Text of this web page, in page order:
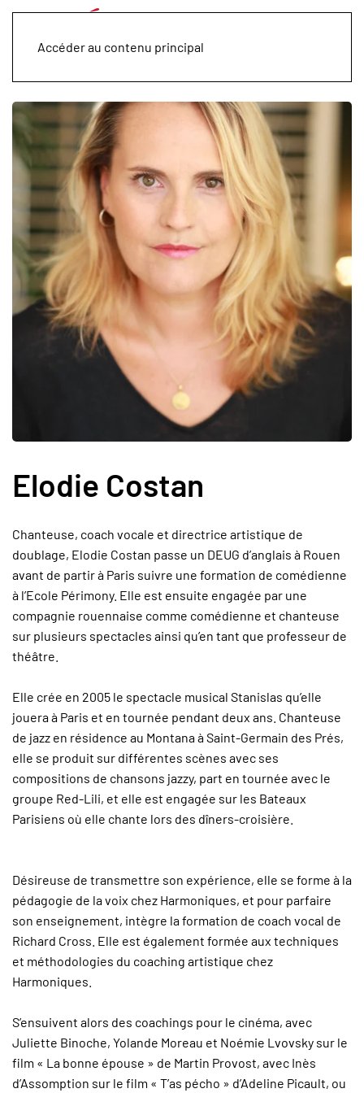
Accéder au contenu principal
Elodie Costan
Chanteuse, coach vocale et directrice artistique de
doublage, Elodie Costan passe un DEUG d’anglais à Rouen
avant de partir à Paris suivre une formation de comédienne
à l’Ecole Périmony. Elle est ensuite engagée par une
compagnie rouennaise comme comédienne et chanteuse
sur plusieurs spectacles ainsi qu’en tant que professeur de
théâtre.
Elle crée en 2005 le spectacle musical Stanislas qu’elle
jouera à Paris et en tournée pendant deux ans. Chanteuse
de jazz en résidence au Montana à Saint-Germain des Prés,
elle se produit sur différentes scènes avec ses
compositions de chansons jazzy, part en tournée avec le
groupe Red-Lili, et elle est engagée sur les Bateaux
Parisiens où elle chante lors des dîners-croisière.
Désireuse de transmettre son expérience, elle se forme à la
pédagogie de la voix chez Harmoniques, et pour parfaire
son enseignement, intègre la formation de coach vocal de
Richard Cross. Elle est également formée aux techniques
et méthodologies du coaching artistique chez
Harmoniques.
S’ensuivent alors des coachings pour le cinéma, avec
Juliette Binoche, Yolande Moreau et Noémie Lvovsky sur le
film « La bonne épouse » de Martin Provost, avec Inès
d’Assomption sur le film « T’as pécho » d’Adeline Picault, ou